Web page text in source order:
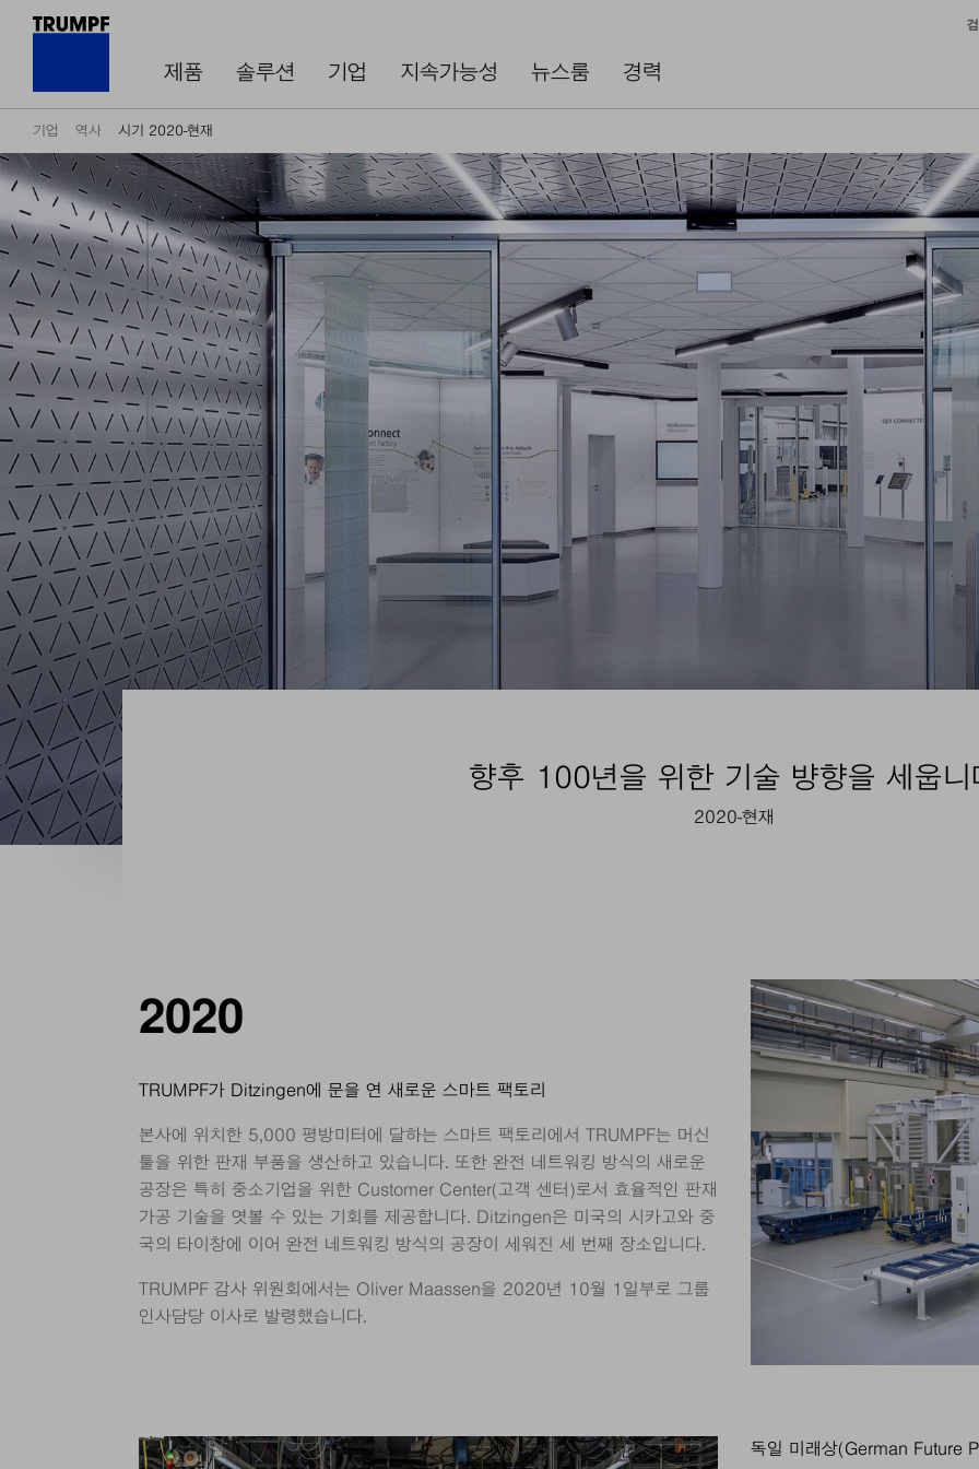
제품 솔루션 기업 지속가능성 뉴스룸 경력
기업 역사 시기 2020-현재
향후 100년을 위한 기술 뱡향을 세웁니
2020-현재
2020
TRUMPF가 Ditzingen에 문을 연 새로운 스마트 팩토리
본사에 위치한 5,000 평방미터에 달하는 스마트 팩토리에서 TRUMPF는 머신
툴을 위한 판재 부품을 생산하고 있습니다. 또한 완전 네트워킹 방식의 새로운
공장은 특히 중소기업을 위한 Customer Center(고객 센터)로서 효율적인 판재
가공 기술을 엿볼 수 있는 기회를 제공합니다. Ditzingen은 미국의 시카고와 중
국의 타이창에 이어 완전 네트워킹 방식의 공장이 세워진 세 번째 장소입니다.
TRUMPF 감사 위원회에서는 Oliver Maassen을 2020년 10월 1일부로 그룹
인사담당 이사로 발령했습니다.
독일 미래상(German Future